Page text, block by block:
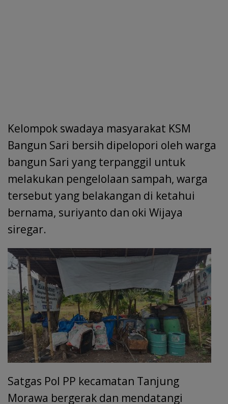
Kelompok swadaya masyarakat KSM
Bangun Sari bersih dipelopori oleh warga
bangun Sari yang terpanggil untuk
melakukan pengelolaan sampah, warga
tersebut yang belakangan di ketahui
bernama, suriyanto dan oki Wijaya
siregar.
Satgas Pol PP kecamatan Tanjung
Morawa bergerak dan mendatangi